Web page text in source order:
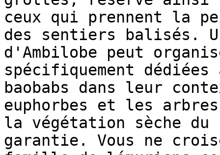
ceux qui prennent la
des sentiers balisés.
d'Ambilobe peut
spécifiquement
baobabs dans leur
euphorbes et les
la végétation sèche du
garantie. Vous ne